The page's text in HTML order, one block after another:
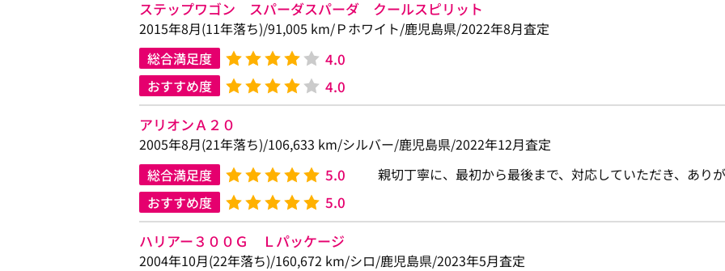
ステップワゴン スパーダスパーダ クールスピリット
2015年8月(11年落ち)/91,005 km/Ｐホワイト/鹿児島県/2022年8月査定
総合満足度
4.0
おすすめ度
4.0
アリオンＡ２０
2005年8月(21年落ち)/106,633 km/シルバー/鹿児島県/2022年12月査定
総合満足度
5.0
おすすめ度 5.0
親切丁寧に、最初から最後まで、対応していただき、あり
ハリアー３００Ｇ Ｌパッケージ
2004年10月(22年落ち)/160,672 km/シロ/鹿児島県/2023年5月査定